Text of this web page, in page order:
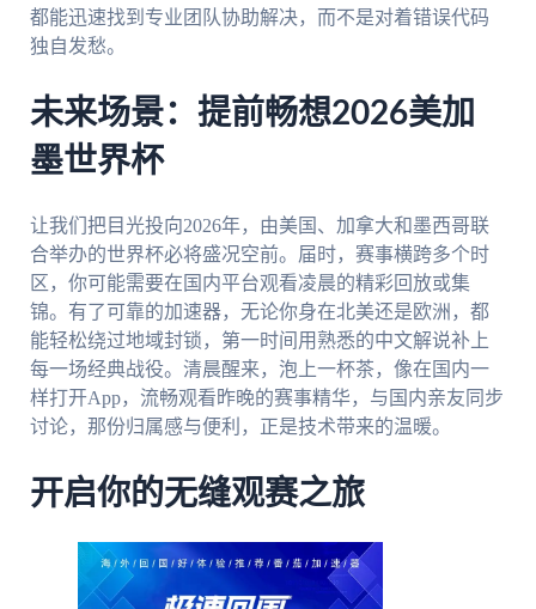
都能迅速找到专业团队协助解决，而不是对着错误代码
独自发愁。
未来场景：提前畅想2026美加
墨世界杯
让我们把目光投向2026年，由美国、加拿大和墨西哥联
合举办的世界杯必将盛况空前。届时，赛事横跨多个时
区，你可能需要在国内平台观看凌晨的精彩回放或集
锦。有了可靠的加速器，无论你身在北美还是欧洲，都
能轻松绕过地域封锁，第一时间用熟悉的中文解说补上
每一场经典战役。清晨醒来，泡上一杯茶，像在国内一
样打开App，流畅观看昨晚的赛事精华，与国内亲友同步
讨论，那份归属感与便利，正是技术带来的温暖。
开启你的无缝观赛之旅